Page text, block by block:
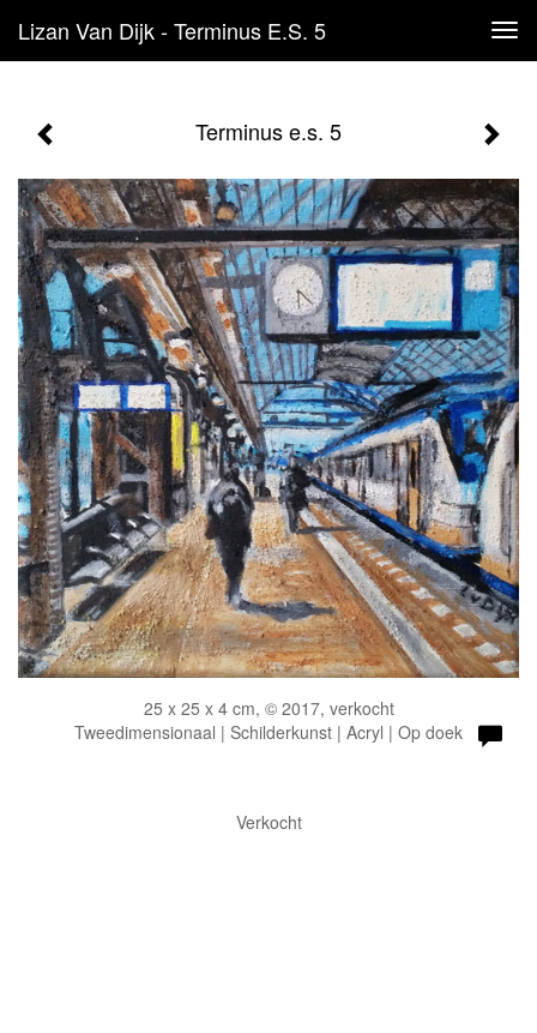
Lizan Van Dijk - Terminus E.s. 5
Terminus e.s. 5
25 x 25 x 4 cm, © 2017, verkocht
Tweedimensionaal | Schilderkunst | Acryl | Op doek
Verkocht